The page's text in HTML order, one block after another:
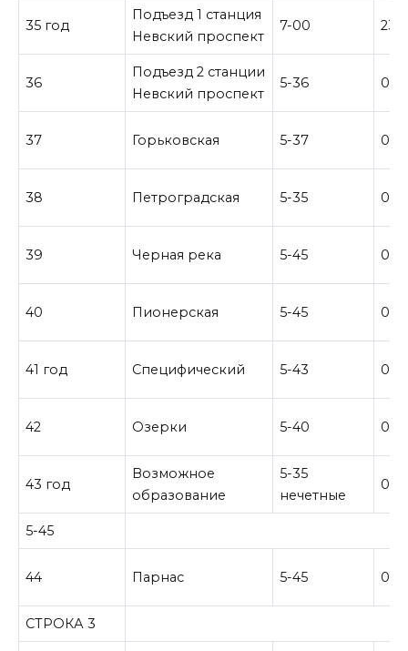
35 год
Подъезд 1 станция
Невский проспект
7-00 23-
36
Подъезд 2 станции
Невский проспект
5-36
37 Горьковская 5-37
38 Петроградская 5-35
39 Черная река 5-45 0-
40 Пионерская 5-45 0-
41 год Специфический 5-43
42 Озерки 5-40 0-
43 год
Возможное
образование
5-35
нечетные
0-
5-45
44 Парнас 5-45 0-
СТРОКА 3